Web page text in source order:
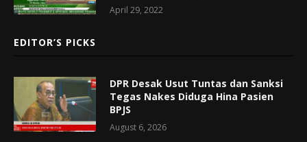
April 29, 2022
EDITOR’S PICKS
DPR Desak Usut Tuntas dan Sanksi
Tegas Nakes Diduga Hina Pasien
BPJS
August 6, 2026